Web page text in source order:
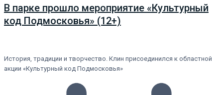
В парке прошло мероприятие «Культурный
код Подмосковья» (12+)
История, традиции и творчество. Клин присоединился к областной
акции «Культурный код Подмосковья»